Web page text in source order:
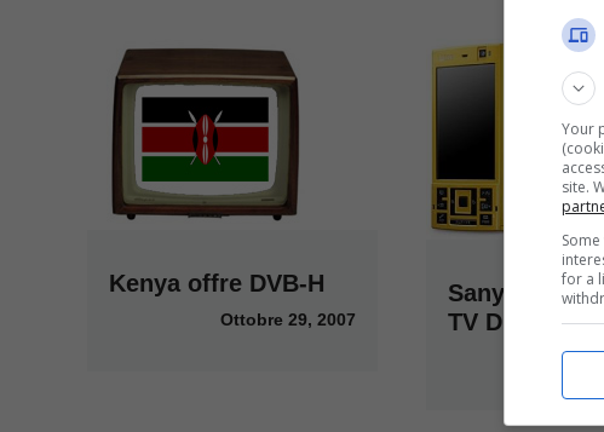
Kenya offre DVB-H
Ottobre 29, 2007
Sanyo
TV Digitale
Your
site.
for a